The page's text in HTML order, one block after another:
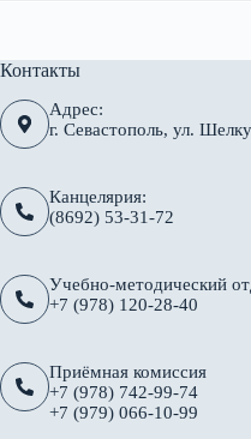
Контакты
Адрес:
г. Севастополь, ул.
Канцелярия:
(8692) 53-31-72
Учебно-методический
+7 (978) 120-28-40
Приёмная комиссия
+7 (978) 742-99-74
+7 (979) 066-10-99